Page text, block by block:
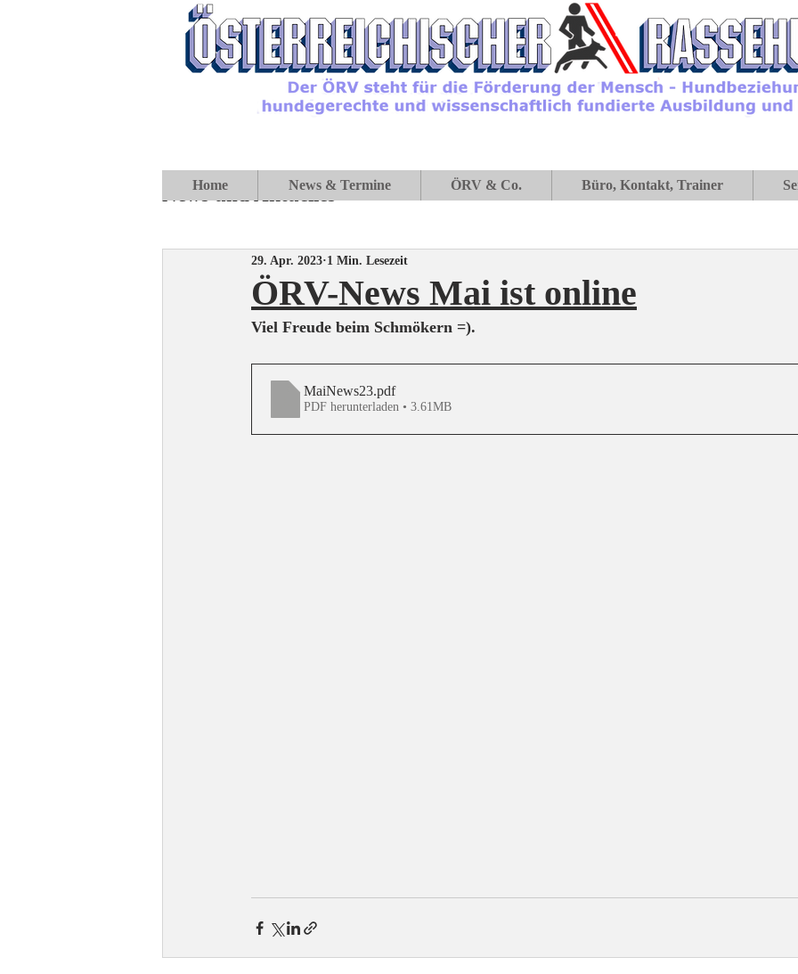
News und Aktuelles
ÖRV-News Mai ist online
29. Apr. 2023 1 Min. Lesezeit
Viel Freude beim Schmökern =).
MaiNews23.pdf
PDF herunterladen • 3.61MB
Home News & Termine ÖRV & Co. Büro, Kontakt, Trainer